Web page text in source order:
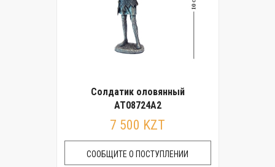
Солдатик оловянный
AT08724A2
7 500 KZT
СООБЩИТЕ О ПОСТУПЛЕНИИ